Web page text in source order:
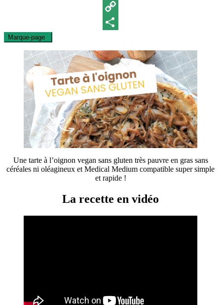
WhatsApp
Copy
Marque-page
Une tarte à l’oignon vegan sans gluten très pauvre en gras sans
céréales ni oléagineux et Medical Medium compatible super simple
et rapide !
La recette en vidéo